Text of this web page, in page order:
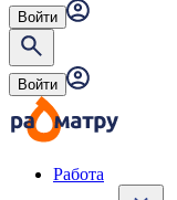
Войти
Войти
Работа